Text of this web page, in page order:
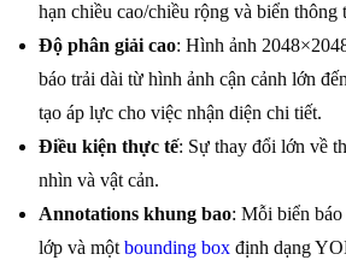
hạn chiều cao/chiều rộng và biển thông
Độ phân giải cao: Hình ảnh
báo trải dài từ hình ảnh cận cảnh lớn
tạo áp lực cho việc nhận diện chi tiết.
Điều kiện thực tế: Sự thay đổi lớn về
nhìn và vật cản.
Annotations khung bao: Mỗi biển
lớp và một bounding box định dạng